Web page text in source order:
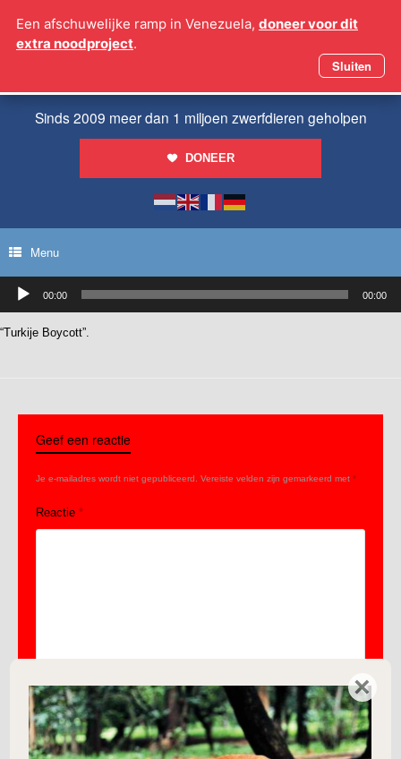
naar
Sinds 2009 meer dan 1 miljoen zwerfdieren geholpen
DONEER
Menu
Audiospeler
00:00 00:00
“Turkije Boycott”.
Geef een reactie
Je e-mailadres wordt niet gepubliceerd. Vereiste velden zijn gemarkeerd met *
Reactie *
Naam*
Een afschuwelijke ramp in Venezuela, doneer voor dit
extra noodproject.
Sluiten
×